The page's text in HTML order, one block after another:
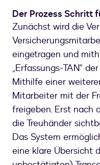
Der Prozess Schritt
Zunächst wird die
eingetragen und
„Erfassungs-TAN"
Mithilfe einer
Mitarbeiter mit der
freigeben. Erst nach
die Treuhänder
Das System
eine klare Übersicht